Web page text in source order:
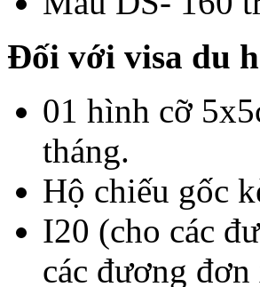
Đối với visa du
01 hình cỡ
tháng.
Hộ chiếu gốc
I20 (cho các
các đương